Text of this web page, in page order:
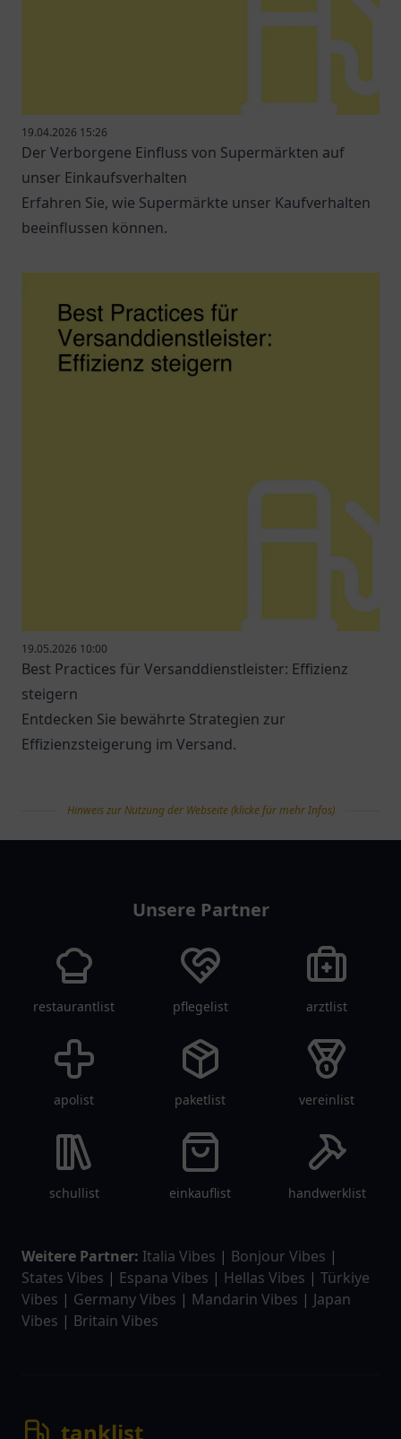
19.04.2026 15:26
Der Verborgene Einfluss von Supermärkten auf
unser Einkaufsverhalten
Erfahren Sie, wie Supermärkte unser Kaufverhalten
beeinflussen können.
19.05.2026 10:00
Best Practices für Versanddienstleister: Effizienz
steigern
Entdecken Sie bewährte Strategien zur
Effizienzsteigerung im Versand.
Hinweis zur Nutzung der Webseite (klicke für mehr Infos)
Unsere Partner
restaurantlist pflegelist arztlist
apolist paketlist vereinlist
schullist einkauflist handwerklist
Weitere Partner: Italia Vibes | Bonjour Vibes |
States Vibes | Espana Vibes | Hellas Vibes | Türkiye
Vibes | Germany Vibes | Mandarin Vibes | Japan
Vibes | Britain Vibes
tanklist